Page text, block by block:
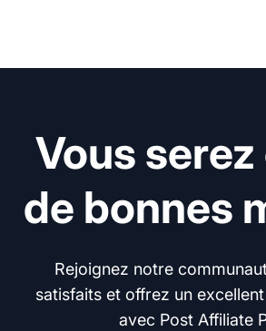
Vous
de bonnes
Rejoignez notre
satisfaits et offrez un
avec Post Affiliate